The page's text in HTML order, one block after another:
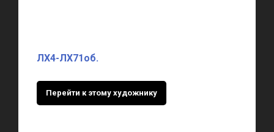
ЛХ4-ЛХ71об.
Перейти к этому художнику